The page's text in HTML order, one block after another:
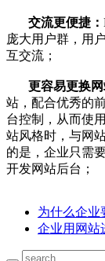
交流更便捷：
庞大用户群，用
互交流；
更容易更换网
站，配合优秀的
台控制，从而使
站风格时，与网
的是，企业只需
开发网站后台；
为什么企业
企业用网站